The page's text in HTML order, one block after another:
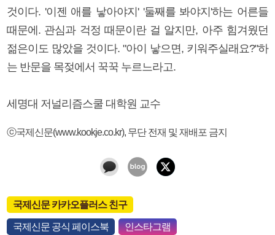
것이다. '이젠 애를 낳아야지' '둘째를 봐야지'하는 어른들
때문에. 관심과 걱정 때문이란 걸 알지만, 아주 힘겨웠던
젊은이도 많았을 것이다. "아이 낳으면, 키워주실래요?"하
는 반문을 목젖에서 꾹꾹 누르느라고.
세명대 저널리즘스쿨 대학원 교수
ⓒ국제신문(www.kookje.co.kr), 무단 전재 및 재배포 금지
국제신문 카카오플러스 친구
국제신문 공식 페이스북 인스타그램